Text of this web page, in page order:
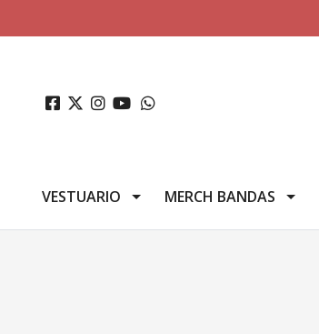
VESTUARIO MERCH BANDAS